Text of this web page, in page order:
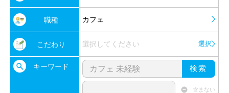
職種 カフェ
こだわり 選択してください 選択
キーワード 検索
含まない